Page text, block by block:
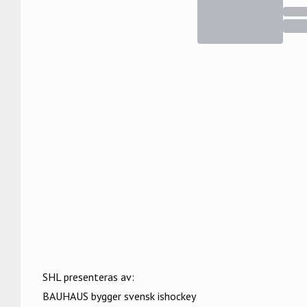
SHL presenteras av:
BAUHAUS bygger svensk ishockey